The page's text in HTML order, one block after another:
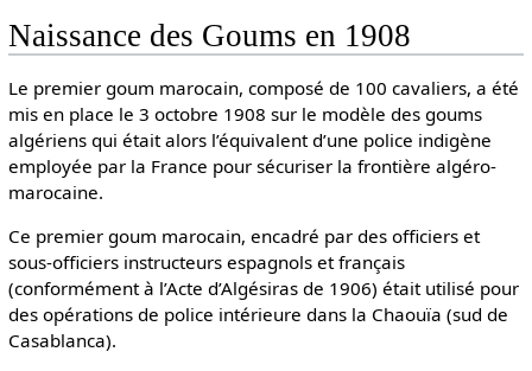
Naissance des Goums en 1908
Le premier goum marocain, composé de 100 cavaliers, a été
mis en place le 3 octobre 1908 sur le modèle des goums
algériens qui était alors l’équivalent d’une police indigène
employée par la France pour sécuriser la frontière algéro-
marocaine.
Ce premier goum marocain, encadré par des officiers et
sous-officiers instructeurs espagnols et français
(conformément à l’Acte d’Algésiras de 1906) était utilisé pour
des opérations de police intérieure dans la Chaouïa (sud de
Casablanca).